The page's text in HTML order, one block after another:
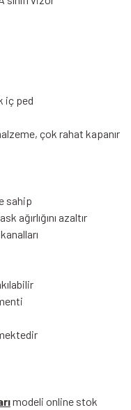
iç ped
çok rahat kapanır
sahip
ağırlığını azaltır
modeli online stok